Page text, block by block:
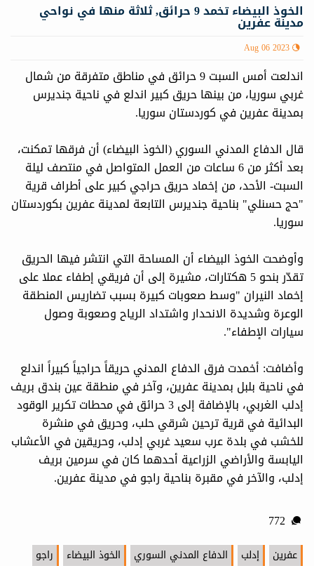
الخوذ البيضاء تخمد 9 حرائق, ثلاثة منها في نواحي
مدينة عفرين
Aug 06 2023
اندلعت أمس السبت 9 حرائق في مناطق متفرقة من شمال
غربي سوريا، من بينها حريق كبير اندلع في ناحية جنديرس
بمدينة عفرين في كوردستان سوريا.
قال الدفاع المدني السوري (الخوذ البيضاء) أن فرقها تمكنت،
بعد أكثر من 6 ساعات من العمل المتواصل في منتصف ليلة
السبت- الأحد، من إخماد حريق حراجي كبير على أطراف قرية
"حج حسنلي" بناحية جنديرس التابعة لمدينة عفرين بكوردستان
سوريا.
وأوضحت الخوذ البيضاء أن المساحة التي انتشر فيها الحريق
تقدّر بنحو 5 هكتارات، مشيرة إلى أن فريقي إطفاء عملا على
إخماد النيران "وسط صعوبات كبيرة بسبب تضاريس المنطقة
الوعرة وشديدة الانحدار واشتداد الرياح وصعوبة وصول
سيارات الإطفاء".
وأضافت: أخمدت فرق الدفاع المدني حريقاً حراجياً كبيراً اندلع
في ناحية بلبل بمدينة عفرين، وآخر في منطقة عين بندق بريف
إدلب الغربي، بالإضافة إلى 3 حرائق في محطات تكرير الوقود
البدائية في قرية ترحين شرقي حلب، وحريق في منشرة
للخشب في بلدة عرب سعيد غربي إدلب، وحريقين في الأعشاب
اليابسة والأراضي الزراعية أحدهما كان في سرمين بريف
إدلب، والآخر في مقبرة بناحية راجو في مدينة عفرين.
عفرين إدلب الدفاع المدني السوري الخوذ البيضاء
راجو